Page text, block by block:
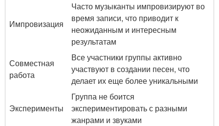
Импровизация
Часто музыканты импровизируют во
время записи, что приводит к
неожиданным и интересным
результатам
Совместная
работа
Все участники группы активно
участвуют в создании песен, что
делает их еще более уникальными
Эксперименты
Группа не боится
экспериментировать с разными
жанрами и звуками